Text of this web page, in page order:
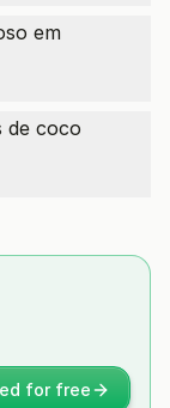
em
de coco
for free